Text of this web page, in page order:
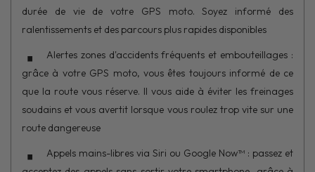
durée de vie de votre GPS moto. Soyez informé des
ralentissements et des parcours plus rapides disponibles
Alertes zones d'accidents fréquents et embouteillages :
grâce à votre GPS moto, vous êtes toujours informé de ce
que la route vous réserve. Il vous aide à éviter les freinages
soudains et vous avertit lorsque vous roulez trop vite sur une
route dangereuse
Appels mains-libres via Siri ou Google Now™ : passez et